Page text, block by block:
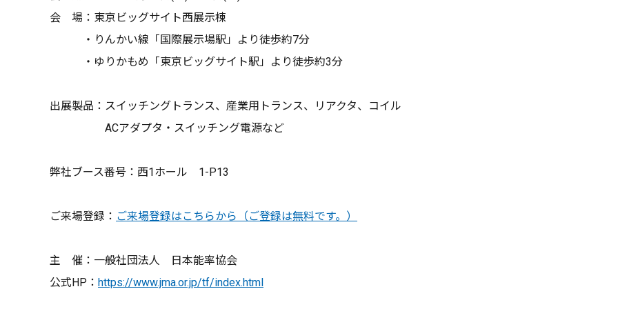
会 場：東京ビッグサイト西展示棟
・りんかい線「国際展示場駅」より徒歩約7分
・ゆりかもめ「東京ビッグサイト駅」より徒歩約3分
出展製品：スイッチングトランス、産業用トランス、リアクタ、コイル
ACアダプタ・スイッチング電源など
弊社ブース番号：西1ホール 1-P13
ご来場登録： ご来場登録はこちらから（ご登録は無料です。）
主 催：一般社団法人 日本能率協会
公式HP： https://www.jma.or.jp/tf/index.html